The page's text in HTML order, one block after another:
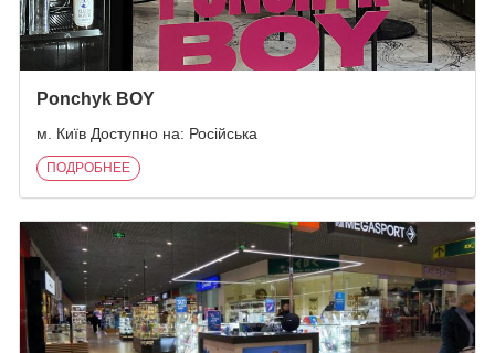
Ponchyk BOY
м. Київ Доступно на: Російська
ПОДРОБНЕЕ